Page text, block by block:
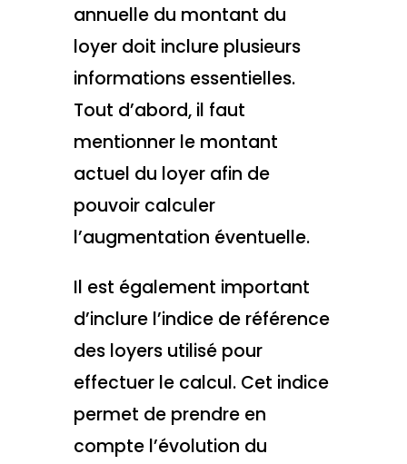
annuelle du montant du
loyer doit inclure plusieurs
informations essentielles.
Tout d’abord, il faut
mentionner le montant
actuel du loyer afin de
pouvoir calculer
l’augmentation éventuelle.
Il est également important
d’inclure l’indice de référence
des loyers utilisé pour
effectuer le calcul. Cet indice
permet de prendre en
compte l’évolution du